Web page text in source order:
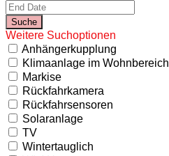
Weitere Suchoptionen
Anhängerkupplung
Klimaanlage im Wohnbereich
Markise
Rückfahrkamera
Rückfahrsensoren
Solaranlage
TV
Wintertauglich